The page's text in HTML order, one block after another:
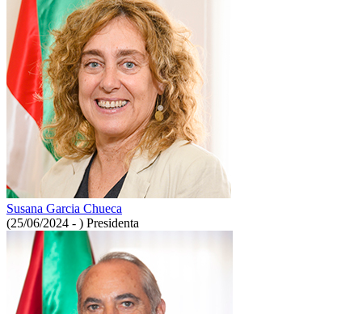
Susana Garcia Chueca
(25/06/2024 - ) Presidenta